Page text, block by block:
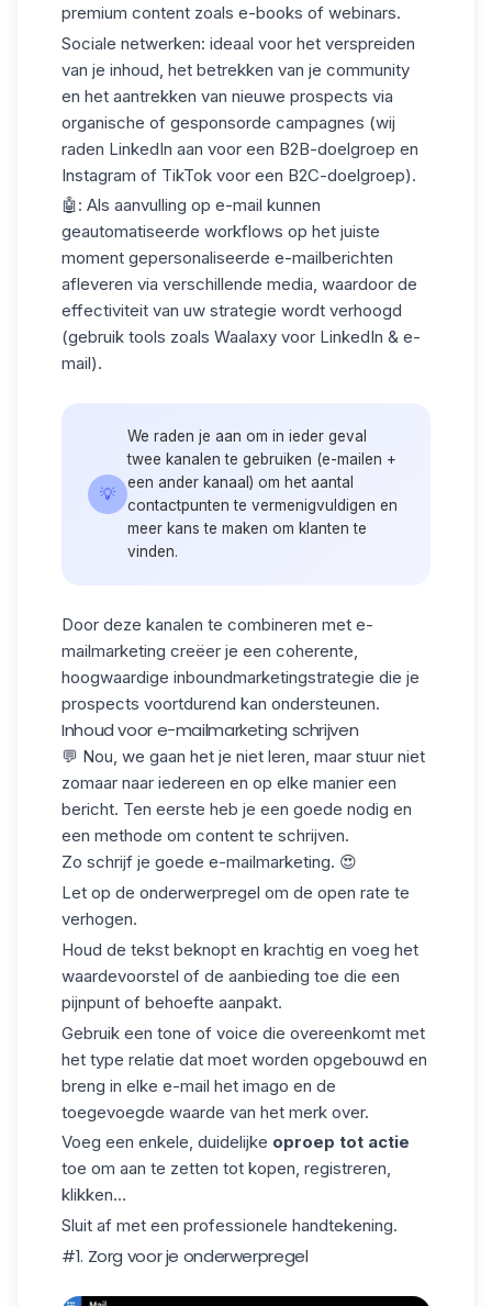
premium content zoals e-books of webinars.
Sociale netwerken: ideaal voor het verspreiden
van je inhoud, het betrekken van je community
en het aantrekken van nieuwe prospects via
organische of gesponsorde campagnes (wij
raden LinkedIn aan voor een B2B-doelgroep en
Instagram of TikTok voor een B2C-doelgroep).
🤖: Als aanvulling op e-mail kunnen
geautomatiseerde workflows op het juiste
moment gepersonaliseerde e-mailberichten
afleveren via verschillende media, waardoor de
effectiviteit van uw strategie wordt verhoogd
(gebruik tools zoals Waalaxy voor LinkedIn & e-
mail).
💡
We raden je aan om in ieder geval
twee kanalen te gebruiken (e-mailen +
een ander kanaal) om het aantal
contactpunten te vermenigvuldigen en
meer kans te maken om klanten te
vinden.
Door deze kanalen te combineren met e-
mailmarketing creëer je een coherente,
hoogwaardige inboundmarketingstrategie die je
prospects voortdurend kan ondersteunen.
Inhoud voor e-mailmarketing schrijven
💬 Nou, we gaan het je niet leren, maar stuur niet
zomaar naar iedereen en op elke manier een
bericht. Ten eerste heb je een goede nodig en
een methode om content te schrijven.
Zo schrijf je goede e-mailmarketing. 😍
Let op de onderwerpregel om de open rate te
verhogen.
Houd de tekst beknopt en krachtig en voeg het
waardevoorstel of de aanbieding toe die een
pijnpunt of behoefte aanpakt.
Gebruik een tone of voice die overeenkomt met
het type relatie dat moet worden opgebouwd en
breng in elke e-mail het imago en de
toegevoegde waarde van het merk over.
Voeg een enkele, duidelijke oproep tot actie
toe om aan te zetten tot kopen, registreren,
klikken...
Sluit af met een professionele handtekening.
#1. Zorg voor je onderwerpregel